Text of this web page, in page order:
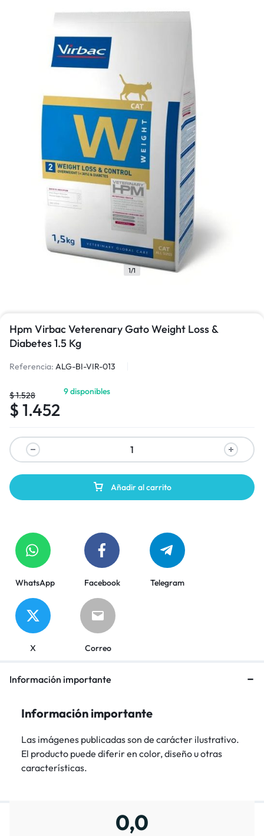
1/1
Hpm Virbac Veterenary Gato Weight Loss &
Diabetes 1.5 Kg
Referencia: ALG-BI-VIR-013
$1.528
$ 1.452
9 disponibles
Añadir al carrito
WhatsApp Facebook Telegram
X Correo
Información importante
Información importante
Las imágenes publicadas son de carácter ilustrativo.
El producto puede diferir en color, diseño u otras
características.
0,0